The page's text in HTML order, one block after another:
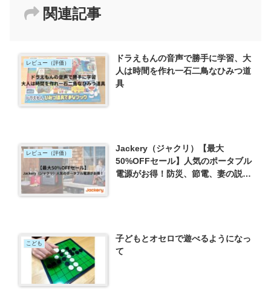
関連記事
レビュー（評価）
ドラえもんの音声で勝手に学習、大
人は時間を作れ一石二鳥なひみつ道
具
レビュー（評価）
Jackery（ジャクリ）【最大
50%OFFセール】人気のポータブル
電源がお得！防災、節電、妻の説得
こども
子どもとオセロで遊べるようになっ
て